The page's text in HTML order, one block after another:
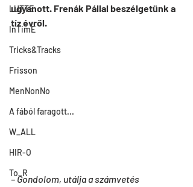
LUTTE
InTimE
Tricks&Tracks
Frisson
MenNonNo
A fából faragott...
W_ALL
HIR-O
To_R
ugyanott. Frenák Pállal beszélgetünk a
tíz évről.
–Gondolom, utálja a számvetés